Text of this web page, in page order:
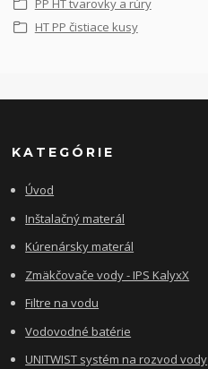
PP HT tvarovky a rúry
HT PP čistiace kusy
KATEGÓRIE
Úvod
Inštalačný materál
Kúrenársky materál
Zmäkčovače vody - IPS KalyxX
Filtre na vodu
Vodovodné batérie
UNITWIST systém na rozvod vody